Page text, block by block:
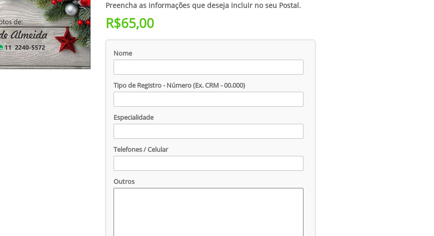
Preencha as informações que deseja incluir no seu Postal.
R$65,00
Nome
Tipo de Registro - Número (Ex. CRM - 00.000)
Especialidade
Telefones / Celular
Outros